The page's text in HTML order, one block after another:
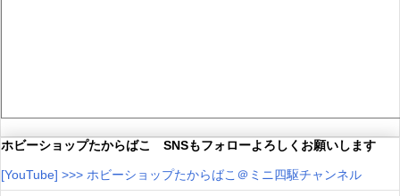
ホビーショップたからばこ SNSもフォローよろしくお願いします
[YouTube] >>> ホビーショップたからばこ＠ミニ四駆チャンネル